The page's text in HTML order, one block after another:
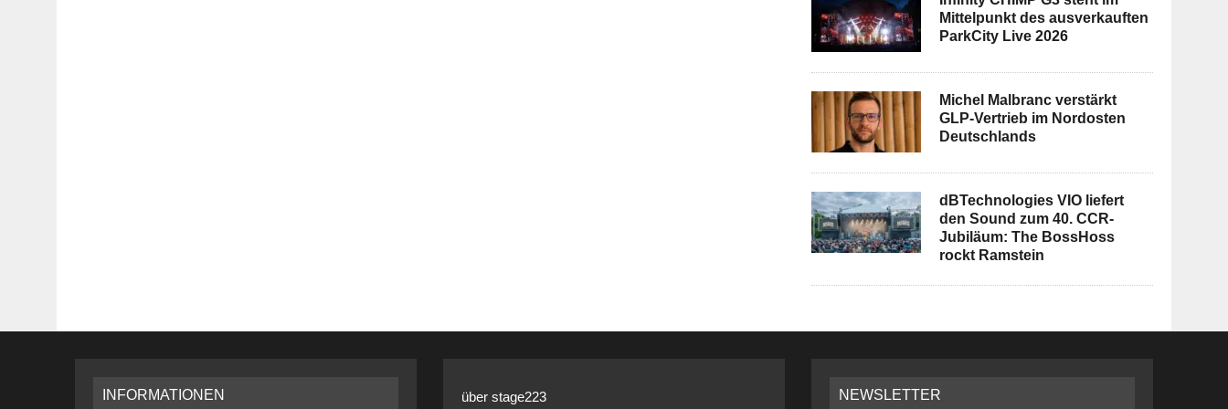
Mittelpunkt des ausverkauften
ParkCity Live 2026
Michel Malbranc verstärkt
GLP-Vertrieb im Nordosten
Deutschlands
dBTechnologies VIO liefert
den Sound zum 40. CCR-
Jubiläum: The BossHoss
rockt Ramstein
INFORMATIONEN über stage223 NEWSLETTER